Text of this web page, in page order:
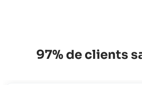
97% de clients